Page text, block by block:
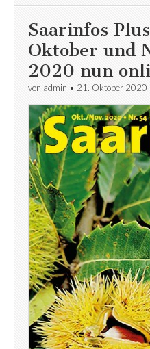
Saarinfos
Oktober und
2020 nun
von admin • 21. Oktober 2020